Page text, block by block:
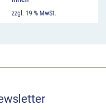
zzgl. 19 % MwSt.